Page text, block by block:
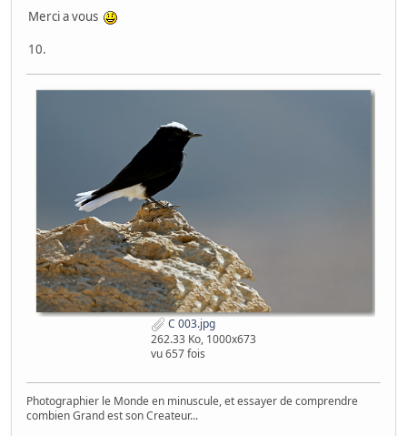
Merci a vous
10.
C 003.jpg
262.33 Ko, 1000x673
vu 657 fois
Photographier le Monde en minuscule, et essayer de comprendre
combien Grand est son Createur...